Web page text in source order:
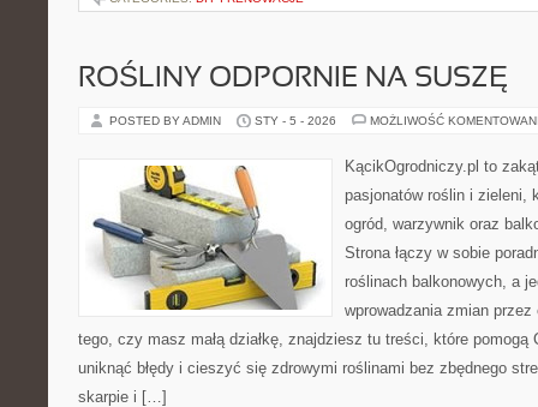
ROŚLINY ODPORNIE NA SUSZĘ
POSTED BY ADMIN STY - 5 - 2026 MOŻLIWOŚĆ
KącikOgrodniczy.pl to
pasjonatów roślin i zieleni,
ogród, warzywnik oraz
Strona łączy w sobie
roślinach balkonowych, a
wprowadzania zmian przez
tego, czy masz małą działkę, znajdziesz tu treści, które pomogą
uniknąć błędy i cieszyć się zdrowymi roślinami bez zbędnego
skarpie i […]